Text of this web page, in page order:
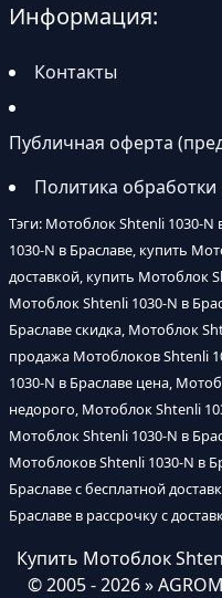
Информация:
Контакты
Публичная оферта
Политика
Тэги: Мотоблок Shtenli 1030-
1030-N в Браславе, купить
доставкой, купить Мотоблок
Мотоблок Shtenli 1030-N в
Браславе скидка, Мотоблок
продажа Мотоблоков Shtenli
1030-N в Браславе цена,
недорого, Мотоблок Shtenli
Мотоблок Shtenli 1030-N в
Мотоблоков Shtenli 1030-N в
Браславе с бесплатной
Браславе в рассрочку с
Купить Мотоблок
© 2005 - 2026 »